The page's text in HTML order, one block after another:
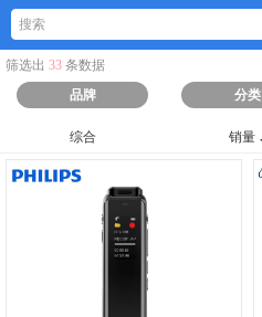
筛选出 33 条数据
品牌
分类
综合 销量